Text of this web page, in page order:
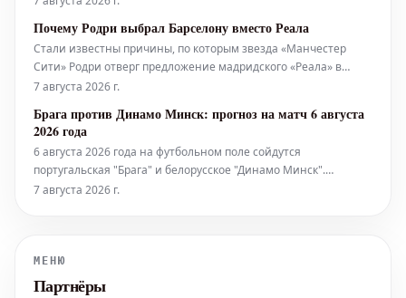
перспективного игрока. Имя Родри в последние 12 часов
активно обсуждается в сто
Почему Родри выбрал Барселону вместо Реала
Стали известны причины, по которым звезда «Манчестер
Сити» Родри отверг предложение мадридского «Реала» в
пользу перехода в стан заклятого соперника — «Барселоны».
СМИ на протяжении всего дня. В контексте потенциально
монументально
7 августа 2026 г.
Брага против Динамо Минск: прогноз на матч 6 августа
2026 года
6 августа 2026 года на футбольном поле сойдутся
португальская "Брага" и белорусское "Динамо Минск".
Ожидается напряженная борьба, однако, согласно
7 августа 2026 г.
МЕНЮ
Партнёры